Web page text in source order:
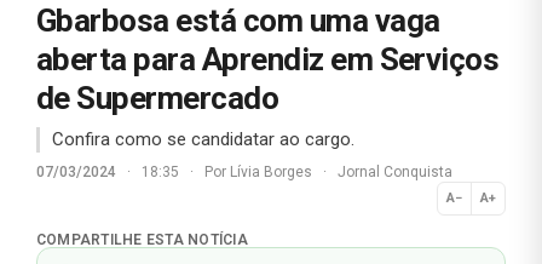
Gbarbosa está com uma vaga
aberta para Aprendiz em Serviços
de Supermercado
Confira como se candidatar ao cargo.
07/03/2024 · 18:35 · Por Lívia Borges · Jornal Conquista
A− A+
Normal
COMPARTILHE ESTA NOTÍCIA